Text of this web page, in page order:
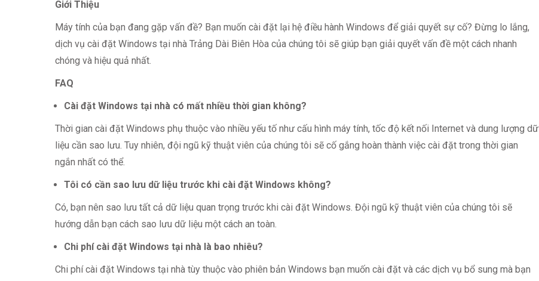
Giới Thiệu
Máy tính của bạn đang gặp vấn đề? Bạn muốn cài đặt lại hệ điều hành Windows để giải quyết sự cố? Đừng lo lắng,
dịch vụ cài đặt Windows tại nhà Trảng Dài Biên Hòa của chúng tôi sẽ giúp bạn giải quyết vấn đề một cách nhanh
chóng và hiệu quả nhất.
FAQ
Cài đặt Windows tại nhà có mất nhiều thời gian không?
Thời gian cài đặt Windows phụ thuộc vào nhiều yếu tố như cấu hình máy tính, tốc độ kết nối Internet và dung lượng dữ
liệu cần sao lưu. Tuy nhiên, đội ngũ kỹ thuật viên của chúng tôi sẽ cố gắng hoàn thành việc cài đặt trong thời gian
ngắn nhất có thể.
Tôi có cần sao lưu dữ liệu trước khi cài đặt Windows không?
Có, bạn nên sao lưu tất cả dữ liệu quan trọng trước khi cài đặt Windows. Đội ngũ kỹ thuật viên của chúng tôi sẽ
hướng dẫn bạn cách sao lưu dữ liệu một cách an toàn.
Chi phí cài đặt Windows tại nhà là bao nhiêu?
Chi phí cài đặt Windows tại nhà tùy thuộc vào phiên bản Windows bạn muốn cài đặt và các dịch vụ bổ sung mà bạn